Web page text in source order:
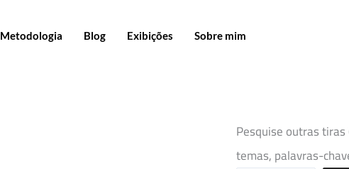
Metodologia Blog Exibições Sobre mim
Pesquise outras
temas, palavras-